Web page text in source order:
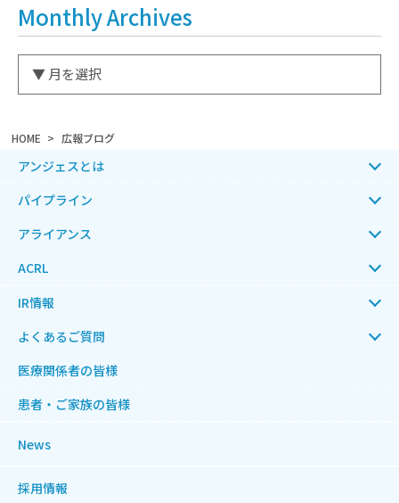
HOME 広報ブログ
Monthly Archives
アンジェスとは
パイプライン
アライアンス
ACRL
IR情報
よくあるご質問
医療関係者の皆様
患者・ご家族の皆様
News
採用情報